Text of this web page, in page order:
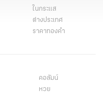
ในกระแส
ต่างประเทศ
ราคาทองคำ
คอลัมน์
หวย